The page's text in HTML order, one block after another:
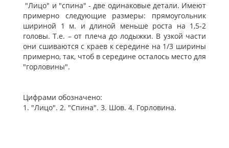
"Лицо" и "спина" - две одинаковые детали. Имеют
примерно следующие размеры: прямоугольник
шириной 1 м. и длиной меньше роста на 1,5-2
головы. Т.е. – от плеча до лодыжки. В узкой части
они сшиваются с краев к середине на 1/3 ширины
примерно, так, чтоб в середине осталось место для
"горловины".
Цифрами обозначено:
1. "Лицо". 2. "Спина". 3. Шов. 4. Горловина.